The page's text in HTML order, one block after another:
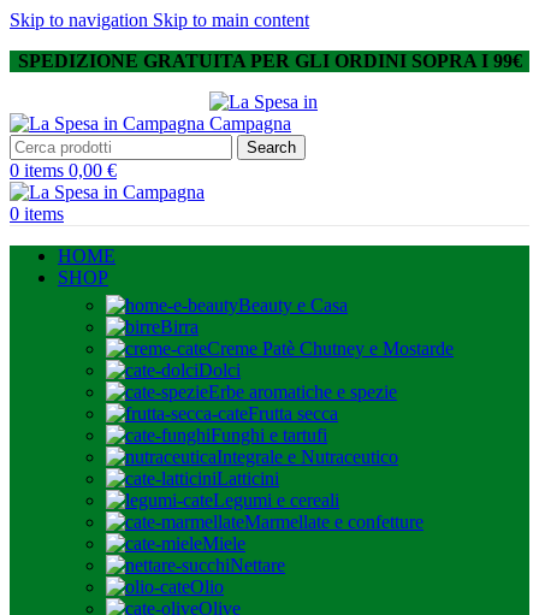
Skip to navigation Skip to main content
SPEDIZIONE GRATUITA PER GLI ORDINI SOPRA I 99€
Search
0 items 0,00 €
0 items
HOME
SHOP
Beauty e Casa
Birra
Creme Patè Chutney e Mostarde
Dolci
Erbe aromatiche e spezie
Frutta secca
Funghi e tartufi
Integrale e Nutraceutico
Latticini
Legumi e cereali
Marmellate e confetture
Miele
Nettare
Olio
Olive